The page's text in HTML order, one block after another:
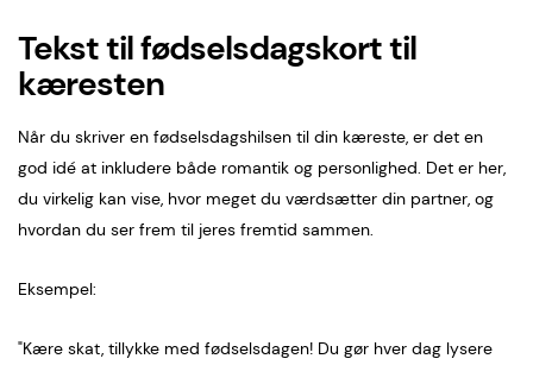
Tekst til fødselsdagskort til
kæresten
Når du skriver en fødselsdagshilsen til din kæreste, er det en
god idé at inkludere både romantik og personlighed. Det er her,
du virkelig kan vise, hvor meget du værdsætter din partner, og
hvordan du ser frem til jeres fremtid sammen.
Eksempel:
"Kære skat, tillykke med fødselsdagen! Du gør hver dag lysere